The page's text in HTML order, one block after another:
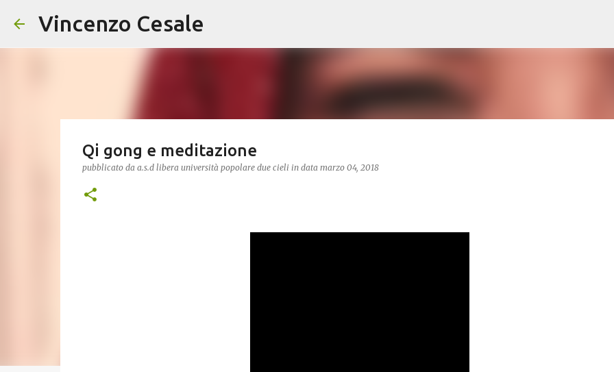
Vincenzo Cesale
Qi gong e meditazione
pubblicato da a.s.d libera università popolare due cieli in data marzo 04, 2018